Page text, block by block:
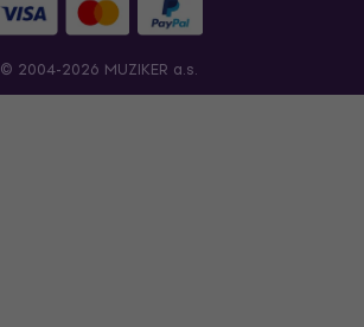
© 2004-2026 MUZIKER a.s.